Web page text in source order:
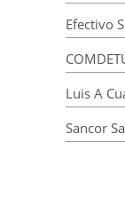
Efectivo
Luis A
Sancor